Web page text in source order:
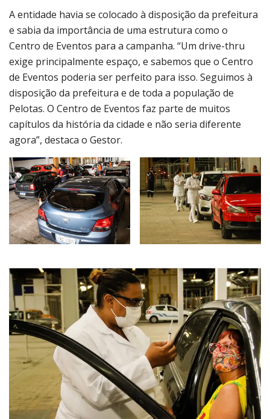
A entidade havia se colocado à disposição da prefeitura
e sabia da importância de uma estrutura como o
Centro de Eventos para a campanha. “Um drive-thru
exige principalmente espaço, e sabemos que o Centro
de Eventos poderia ser perfeito para isso. Seguimos à
disposição da prefeitura e de toda a população de
Pelotas. O Centro de Eventos faz parte de muitos
capítulos da história da cidade e não seria diferente
agora”, destaca o Gestor.